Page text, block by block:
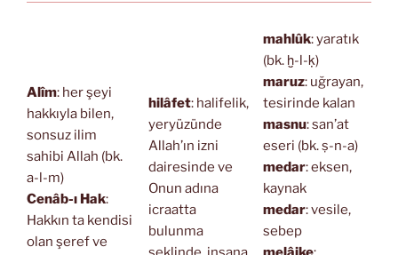
Alîm: her şeyi
hakkıyla bilen,
sonsuz ilim
sahibi Allah (bk.
a-l-m)
Cenâb-ı Hak:
Hakkın ta kendisi
olan şeref ve
hilâfet: halifelik,
yeryüzünde
Allah’ın izni
dairesinde ve
Onun adına
icraatta
bulunma
mahlûk: yaratık
(bk. ḫ-l-ḳ)
maruz: uğrayan,
tesirinde kalan
masnu: san’at
eseri (bk. ṣ-n-a)
medar: eksen,
kaynak
medar: vesile,
sebep